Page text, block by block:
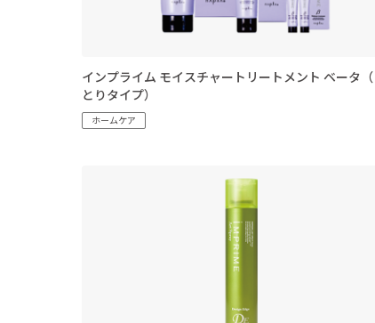
インプライム モイスチャートリートメント ベータ（
とりタイプ）
ホームケア